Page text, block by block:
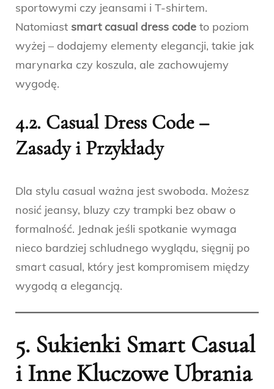
sportowymi czy jeansami i T-shirtem.
Natomiast smart casual dress code to poziom
wyżej – dodajemy elementy elegancji, takie jak
marynarka czy koszula, ale zachowujemy
wygodę.
4.2. Casual Dress Code –
Zasady i Przykłady
Dla stylu casual ważna jest swoboda. Możesz
nosić jeansy, bluzy czy trampki bez obaw o
formalność. Jednak jeśli spotkanie wymaga
nieco bardziej schludnego wyglądu, sięgnij po
smart casual, który jest kompromisem między
wygodą a elegancją.
5. Sukienki Smart Casual
i Inne Kluczowe Ubrania